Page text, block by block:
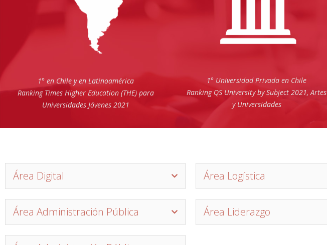
1° en Chile y en Latinoamérica
Ranking Times Higher Education (THE) para
Universidades Jóvenes 2021
1° Universidad Privada en Chile
Ranking QS University by Subject 2021, Artes
y Universidades
Área Digital
Área Administración Pública
Área Logística
Área Liderazgo